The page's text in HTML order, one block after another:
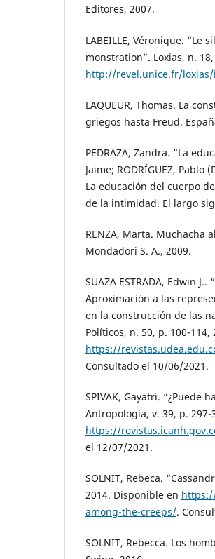
Editores, 2007.
LABEILLE, Véronique. “Le
monstration”. Loxias, n.
http://revel.unice.fr/loxias/
LAQUEUR, Thomas. La
griegos hasta Freud.
PEDRAZA, Zandra. “La
Jaime; RODRÍGUEZ,
La educación del cuerpo
de la intimidad. El largo
RENZA, Marta. Muchacha
Mondadori S. A., 2009.
SUAZA ESTRADA, Edwin
Aproximación a las
en la construcción de las
Políticos, n. 50, p. 100-
https://
Consultado el 10/06/2021.
SPIVAK, Gayatri. “¿Puede
Antropología, v. 39, p.
https://
el 12/07/2021.
SOLNIT, Rebeca.
2014. Disponible en
among-the-creeps/.
SOLNIT, Rebecca. Los